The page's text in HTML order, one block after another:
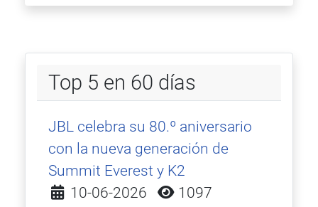
Top 5 en 60 días
JBL celebra su 80.º aniversario
con la nueva generación de
Summit Everest y K2
Detalles
10-06-2026 1097